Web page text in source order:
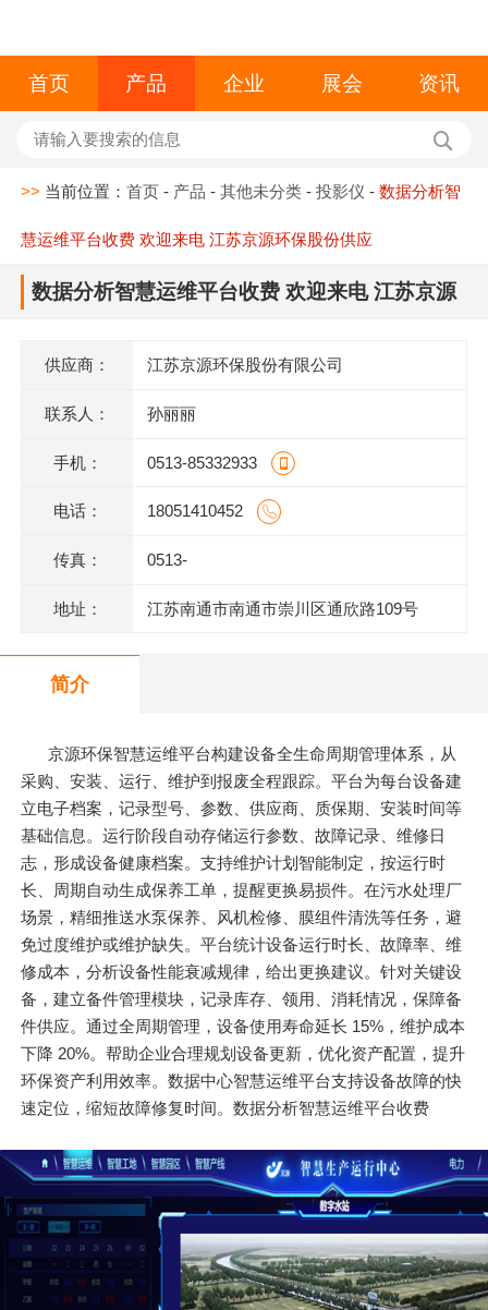
首页 产品 企业 展会 资讯
>> 当前位置：首页 - 产品 -其他未分类 -投影仪 -数据分析智
慧运维平台收费 欢迎来电 江苏京源环保股份供应
数据分析智慧运维平台收费 欢迎来电 江苏京源
供应商： 江苏京源环保股份有限公司
联系人： 孙丽丽
手机： 0513-85332933
电话： 18051410452
传真： 0513-
地址： 江苏南通市南通市崇川区通欣路109号
简介
京源环保智慧运维平台构建设备全生命周期管理体系，从
采购、安装、运行、维护到报废全程跟踪。平台为每台设备建
立电子档案，记录型号、参数、供应商、质保期、安装时间等
基础信息。运行阶段自动存储运行参数、故障记录、维修日
志，形成设备健康档案。支持维护计划智能制定，按运行时
长、周期自动生成保养工单，提醒更换易损件。在污水处理厂
场景，精细推送水泵保养、风机检修、膜组件清洗等任务，避
免过度维护或维护缺失。平台统计设备运行时长、故障率、维
修成本，分析设备性能衰减规律，给出更换建议。针对关键设
备，建立备件管理模块，记录库存、领用、消耗情况，保障备
件供应。通过全周期管理，设备使用寿命延长 15%，维护成本
下降 20%。帮助企业合理规划设备更新，优化资产配置，提升
环保资产利用效率。数据中心智慧运维平台支持设备故障的快
速定位，缩短故障修复时间。数据分析智慧运维平台收费